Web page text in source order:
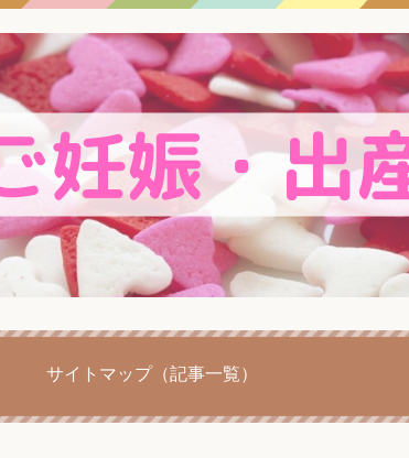
サイトマップ（記事一覧）